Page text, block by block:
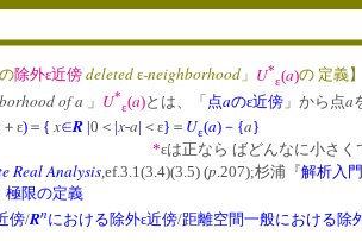
の除外ε近傍 deleted ε-neighborhood 」 U*
ε(a)の 定義】
of a 」 U*
ε(a)とは、「 点aのε近傍 」から点a
＋ε) ＝ { x∈R |0＜ |x-a| ＜ε} ＝ Uε(a) － {a}
*εは正なら ばどんなに小さく
Real Analysis ,ef.3.1(3.4)(3.5) (p .207);杉浦『解析入門
極限の定義
傍/Rnにおける除外ε近傍/距離空間一般における除